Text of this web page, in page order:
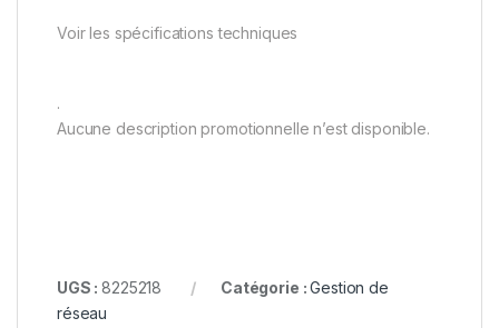
Voir les spécifications techniques
.
Aucune description promotionnelle n’est disponible.
UGS :8225218 Catégorie :Gestion de
réseau